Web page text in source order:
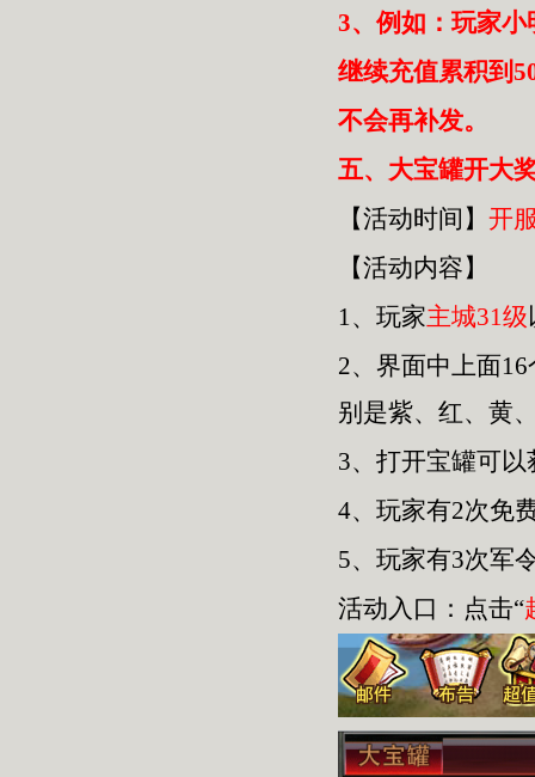
3、例如：玩家
继续充值累积到
不会再补发。
五、大宝罐开大
【活动时间】 开
【活动内容】
1、玩家主城31级
2、界面中上面
别是紫、红、黄
3、打开宝罐可
4、玩家有2次免
5、玩家有3次军
活动入口：点击“